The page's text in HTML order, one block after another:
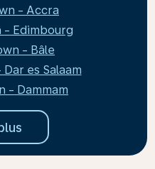
- Accra
Edimbourg
- Bâle
es Salaam
- Dammam